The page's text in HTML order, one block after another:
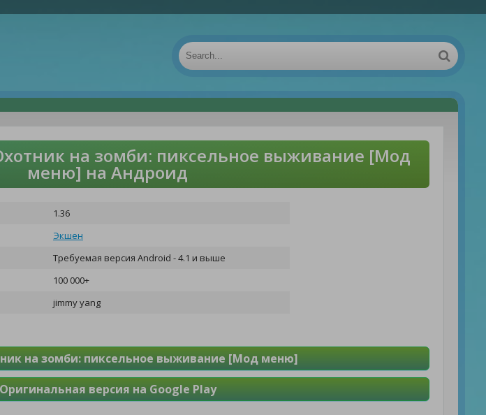
на зомби: пиксельное выживание [Мод
меню] на Андроид
1.36
Экшен
Требуемая версия Android - 4.1 и выше
100 000+
jimmy yang
на зомби: пиксельное выживание [Мод меню]
Оригинальная версия на Google Play